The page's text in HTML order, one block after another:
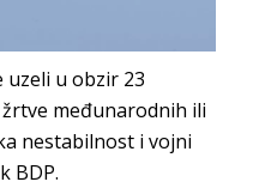
u obzir 23
međunarodnih ili
nestabilnost i vojni
BDP.